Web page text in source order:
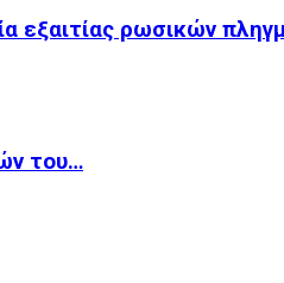
εξαιτίας ρωσικών
του…